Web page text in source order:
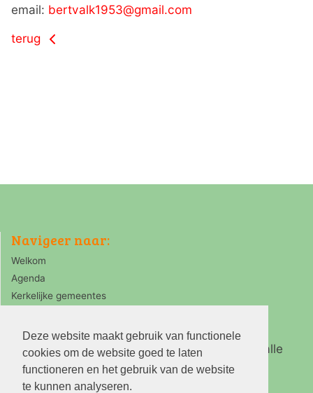
Deze website maakt gebruik van functionele
cookies om de website goed te laten
functioneren en het gebruik van de website
te kunnen analyseren.
email: bertvalk1953@gmail.com
terug
Navigeer naar:
Welkom
Agenda
Kerkelijke gemeentes
Ring Zaanstreek is de koepelorganisatie van alle
PKN kerken in de Zaanstreek